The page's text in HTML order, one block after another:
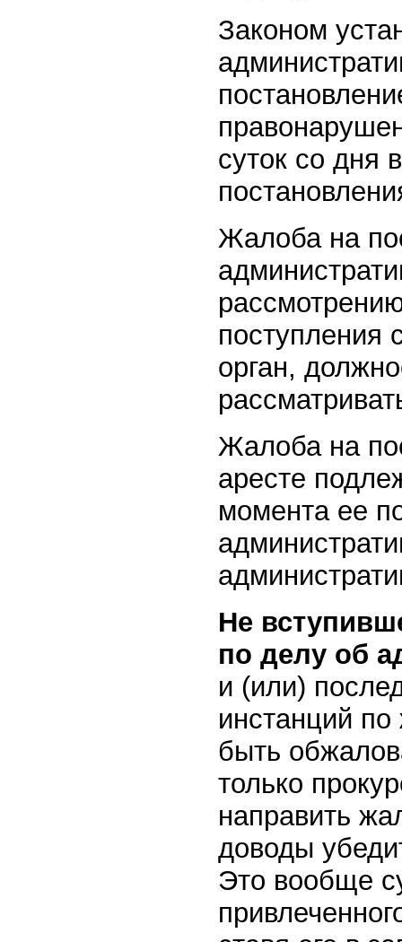
Законом
суток со дня
Жалоба на
поступления
орган,
Жалоба на
аресте
момента ее
Не
по делу об
и (или)
инстанций
быть
только
направить
доводы
Это вообще